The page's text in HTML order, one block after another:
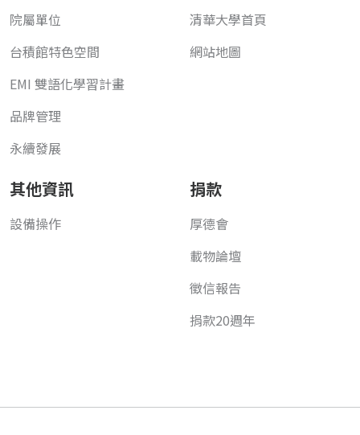
院屬單位
台積館特色空間
EMI 雙語化學習計畫
品牌管理
永續發展
清華大學首頁
網站地圖
其他資訊
設備操作
捐款
厚德會
載物論壇
徵信報告
捐款20週年